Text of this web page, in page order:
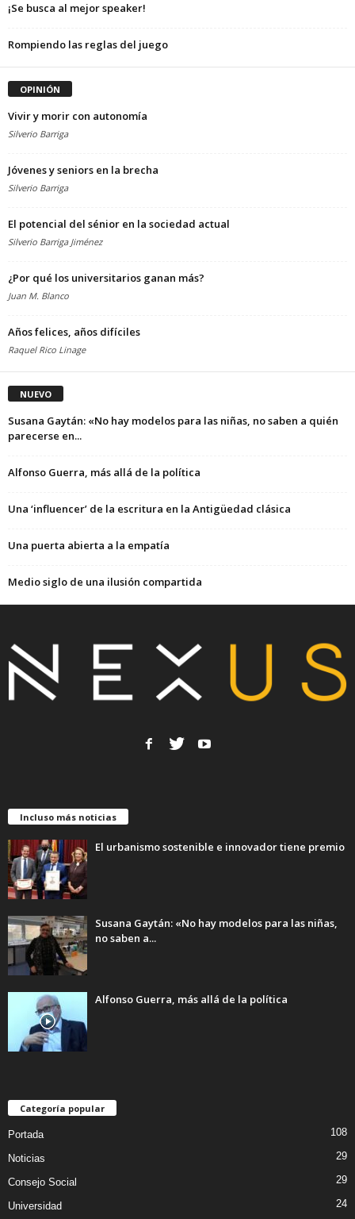
¡Se busca al mejor speaker!
Rompiendo las reglas del juego
OPINIÓN
Vivir y morir con autonomía
Silverio Barriga
Jóvenes y seniors en la brecha
Silverio Barriga
El potencial del sénior en la sociedad actual
Silverio Barriga Jiménez
¿Por qué los universitarios ganan más?
Juan M. Blanco
Años felices, años difíciles
Raquel Rico Linage
NUEVO
Susana Gaytán: «No hay modelos para las niñas, no saben a quién
parecerse en...
Alfonso Guerra, más allá de la política
Una ‘influencer’ de la escritura en la Antigüedad clásica
Una puerta abierta a la empatía
Medio siglo de una ilusión compartida
Incluso más noticias
El urbanismo sostenible e innovador tiene premio
Susana Gaytán: «No hay modelos para las niñas,
no saben a...
Alfonso Guerra, más allá de la política
Categoría popular
Portada 108
Noticias 29
Consejo Social 29
Universidad 24